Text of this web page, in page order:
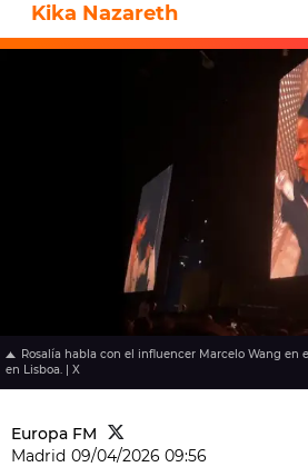
Kika Nazareth
Rosalía habla con el influencer Marcelo Wang en
en Lisboa. | X
Europa FM
Madrid 09/04/2026 09:56